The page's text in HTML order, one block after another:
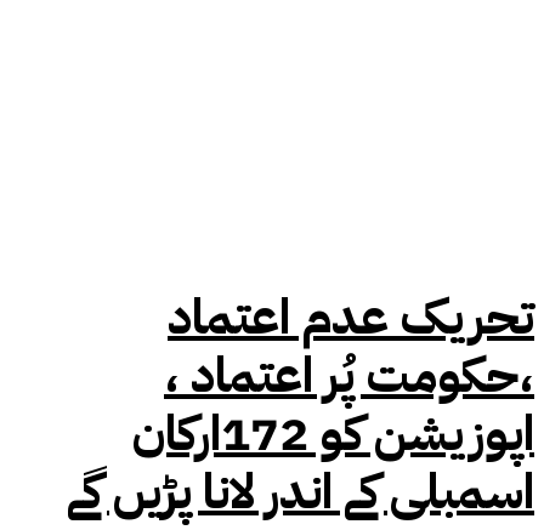
تحریک عدم اعتماد
،حکومت پُر اعتماد ،
اپوزیشن کو 172ارکان
اسمبلی کے اندر لانا پڑیں گے